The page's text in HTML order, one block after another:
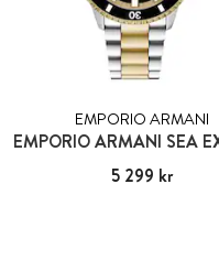
EMPORIO ARMANI
Pris :5 299 kr
5 299 kr